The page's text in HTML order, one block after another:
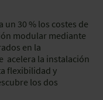
un 30 % los costes de
modular mediante
en la
acelera la instalación
flexibilidad y
los dos